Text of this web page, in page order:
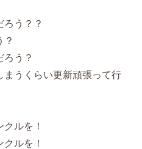
ろう？？
？
ろう？
まうくらい更新頑張って行
ルを！
ルを！